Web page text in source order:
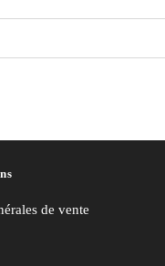
de vente